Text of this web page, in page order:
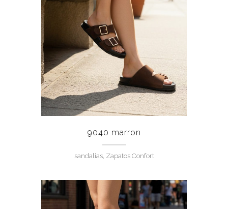
9040 marron
sandalias, Zapatos Confort